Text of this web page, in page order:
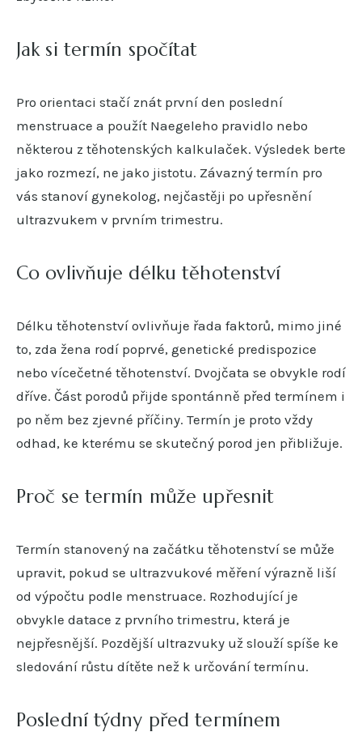
Jak si termín spočítat
Pro orientaci stačí znát první den poslední
menstruace a použít Naegeleho pravidlo nebo
některou z těhotenských kalkulaček. Výsledek berte
jako rozmezí, ne jako jistotu. Závazný termín pro
vás stanoví gynekolog, nejčastěji po upřesnění
ultrazvukem v prvním trimestru.
Co ovlivňuje délku těhotenství
Délku těhotenství ovlivňuje řada faktorů, mimo jiné
to, zda žena rodí poprvé, genetické predispozice
nebo vícečetné těhotenství. Dvojčata se obvykle rodí
dříve. Část porodů přijde spontánně před termínem i
po něm bez zjevné příčiny. Termín je proto vždy
odhad, ke kterému se skutečný porod jen přibližuje.
Proč se termín může upřesnit
Termín stanovený na začátku těhotenství se může
upravit, pokud se ultrazvukové měření výrazně liší
od výpočtu podle menstruace. Rozhodující je
obvykle datace z prvního trimestru, která je
nejpřesnější. Pozdější ultrazvuky už slouží spíše ke
sledování růstu dítěte než k určování termínu.
Poslední týdny před termínem